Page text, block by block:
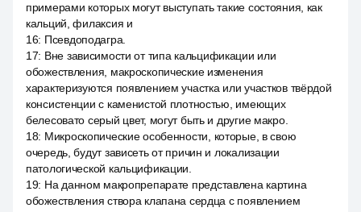
примерами которых могут выступать такие состояния, как
кальций, филаксия и
16: Псевдоподагра.
17: Вне зависимости от типа кальцификации или
обожествления, макроскопические изменения
характеризуются появлением участка или участков твёрдой
консистенции с каменистой плотностью, имеющих
белесовато серый цвет, могут быть и другие макро.
18: Микроскопические особенности, которые, в свою
очередь, будут зависеть от причин и локализации
патологической кальцификации.
19: На данном макропрепарате представлена картина
обожествления створа клапана сердца с появлением